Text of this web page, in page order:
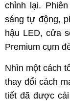
chỉnh lại.
sáng tự động,
hậu LED, cửa
Premium cụm
Nhìn một cách
thay đổi cách
tiết đã được